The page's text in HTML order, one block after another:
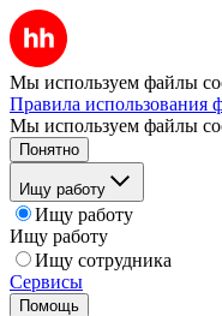
Мы используем файлы
Правила использования
Мы используем файлы
Понятно
Ищу работу
Ищу работу
Ищу работу
Ищу сотрудника
Сервисы
Помощь